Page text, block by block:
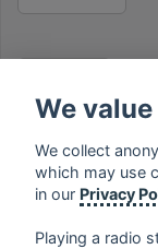
MUSIC
We
We collect
which may use
in our Privacy
Playing a radio